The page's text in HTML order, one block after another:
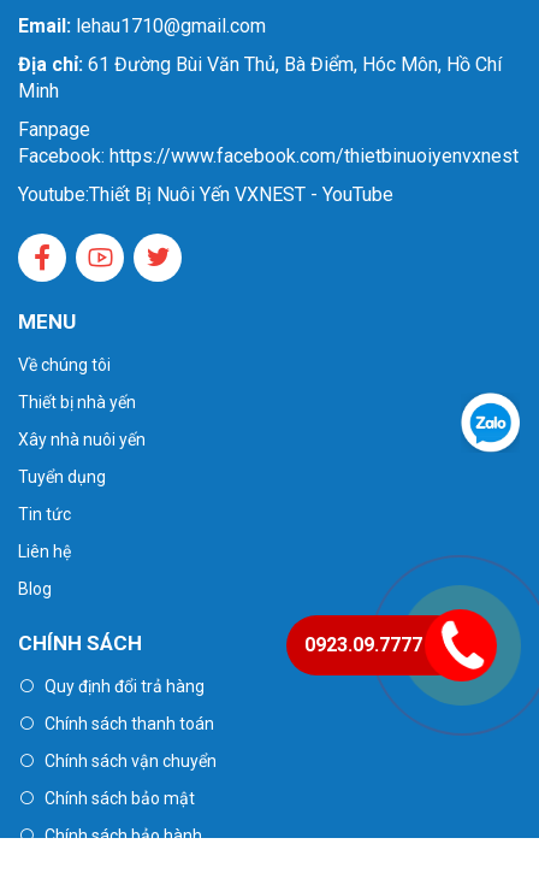
Email: lehau1710@gmail.com
Địa chỉ: 61 Đường Bùi Văn Thủ, Bà Điểm, Hóc Môn, Hồ Chí
Minh
Fanpage
Facebook: https://www.facebook.com/thietbinuoiyenvxnest
Youtube:Thiết Bị Nuôi Yến VXNEST - YouTube
MENU
Về chúng tôi
Thiết bị nhà yến
Xây nhà nuôi yến
Tuyển dụng
Tin tức
Liên hệ
Blog
CHÍNH SÁCH
Quy định đổi trả hàng
Chính sách thanh toán
Chính sách vận chuyển
Chính sách bảo mật
Chính sách bảo hành
0923.09.7777